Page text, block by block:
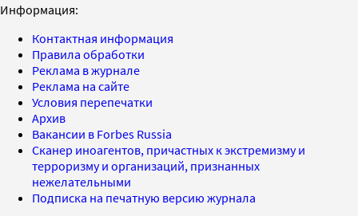
Информация:
Контактная информация
Правила обработки
Реклама в журнале
Реклама на сайте
Условия перепечатки
Архив
Вакансии в Forbes Russia
Сканер иноагентов, причастных к экстремизму и
терроризму и организаций, признанных
нежелательными
Подписка на печатную версию журнала